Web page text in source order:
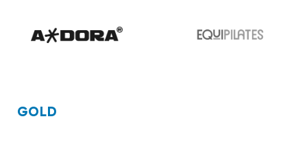
GOLD